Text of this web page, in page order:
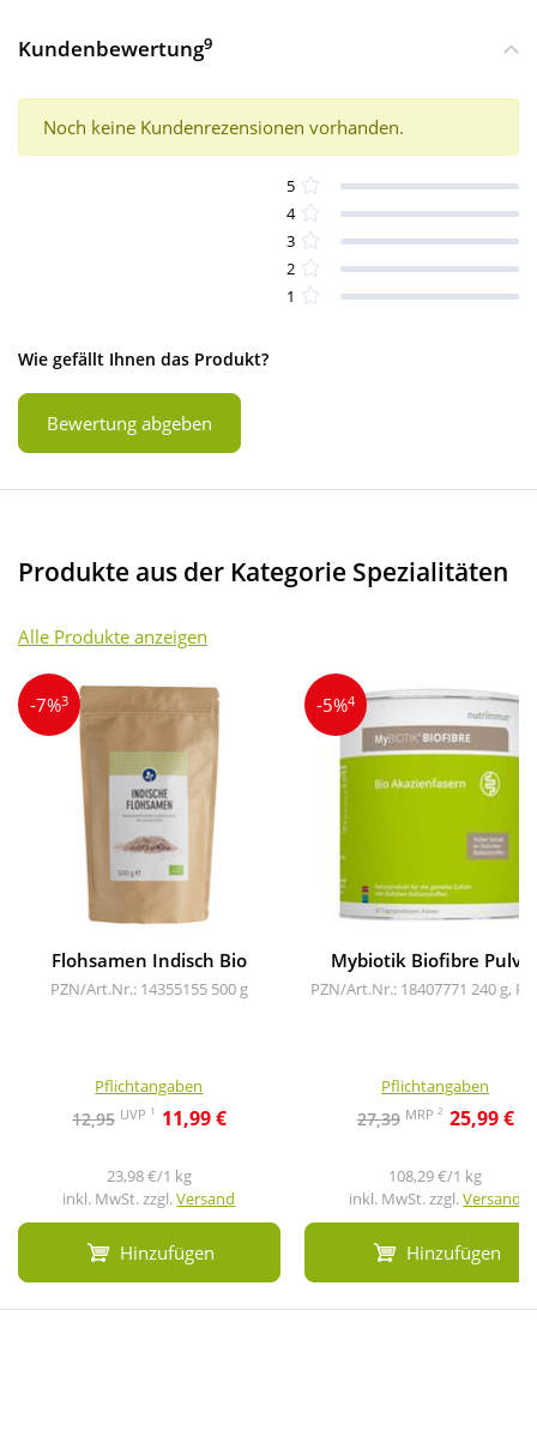
Kundenbewertung9
Noch keine Kundenrezensionen vorhanden.
5
4
3
2
1
Wie gefällt Ihnen das Produkt?
Bewertung abgeben
Produkte aus der Kategorie Spezialitäten
Alle Produkte anzeigen
-7%3
Flohsamen Indisch Bio
PZN/Art.Nr.: 14355155 500 g
Pflichtangaben
12,95 UVP 1 11,99 €
23,98 €/1 kg
inkl. MwSt. zzgl.Versand
Hinzufügen
-5%4
Mybiotik Biofibre
PZN/Art.Nr.: 18407771 240 g,
Pflichtangaben
27,39 MRP 2 25,99 €
108,29 €/1 kg
inkl. MwSt. zzgl.Versand
Hinzufügen